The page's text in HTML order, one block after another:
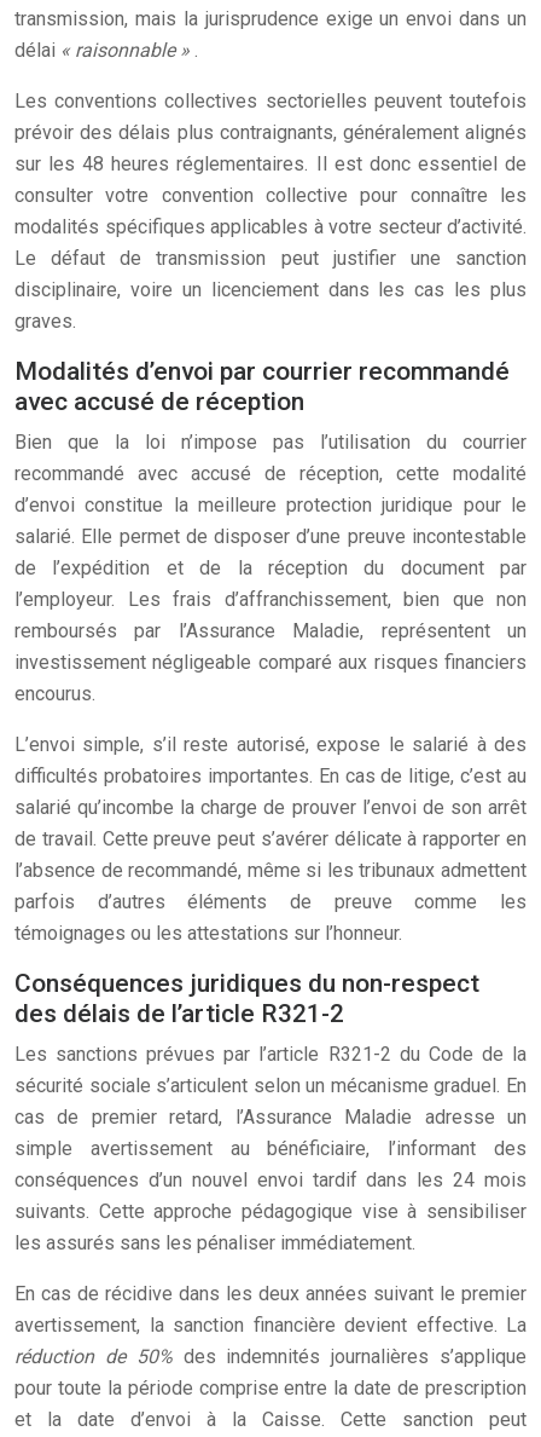
transmission, mais la jurisprudence exige un envoi dans un
délai « raisonnable » .
Les conventions collectives sectorielles peuvent toutefois
prévoir des délais plus contraignants, généralement alignés
sur les 48 heures réglementaires. Il est donc essentiel de
consulter votre convention collective pour connaître les
modalités spécifiques applicables à votre secteur d’activité.
Le défaut de transmission peut justifier une sanction
disciplinaire, voire un licenciement dans les cas les plus
graves.
Modalités d’envoi par courrier recommandé
avec accusé de réception
Bien que la loi n’impose pas l’utilisation du courrier
recommandé avec accusé de réception, cette modalité
d’envoi constitue la meilleure protection juridique pour le
salarié. Elle permet de disposer d’une preuve incontestable
de l’expédition et de la réception du document par
l’employeur. Les frais d’affranchissement, bien que non
remboursés par l’Assurance Maladie, représentent un
investissement négligeable comparé aux risques financiers
encourus.
L’envoi simple, s’il reste autorisé, expose le salarié à des
difficultés probatoires importantes. En cas de litige, c’est au
salarié qu’incombe la charge de prouver l’envoi de son arrêt
de travail. Cette preuve peut s’avérer délicate à rapporter en
l’absence de recommandé, même si les tribunaux admettent
parfois d’autres éléments de preuve comme les
témoignages ou les attestations sur l’honneur.
Conséquences juridiques du non-respect
des délais de l’article R321-2
Les sanctions prévues par l’article R321-2 du Code de la
sécurité sociale s’articulent selon un mécanisme graduel. En
cas de premier retard, l’Assurance Maladie adresse un
simple avertissement au bénéficiaire, l’informant des
conséquences d’un nouvel envoi tardif dans les 24 mois
suivants. Cette approche pédagogique vise à sensibiliser
les assurés sans les pénaliser immédiatement.
En cas de récidive dans les deux années suivant le premier
avertissement, la sanction financière devient effective. La
réduction de 50% des indemnités journalières s’applique
pour toute la période comprise entre la date de prescription
et la date d’envoi à la Caisse. Cette sanction peut